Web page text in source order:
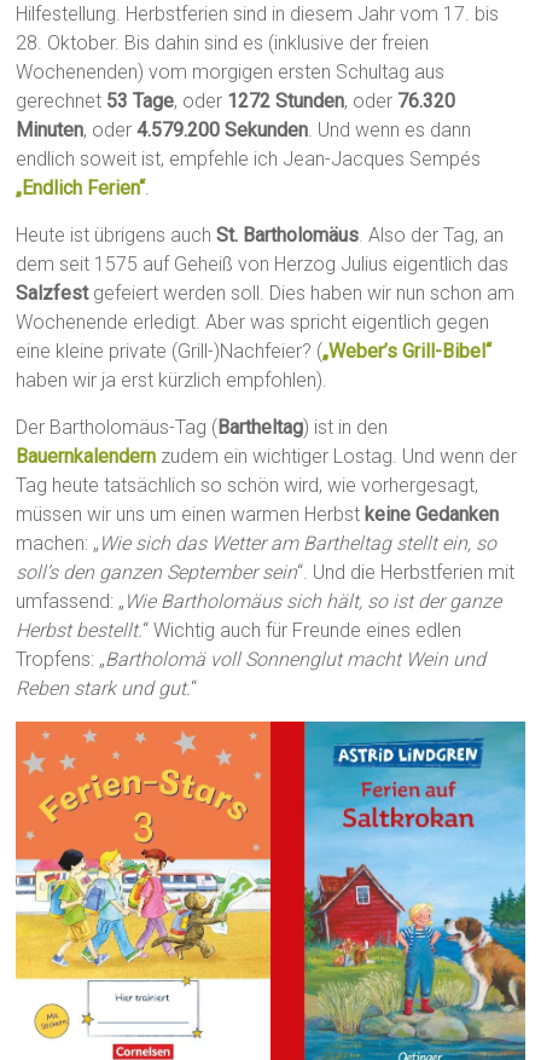
Hilfestellung. Herbstferien sind in diesem Jahr vom 17. bis
28. Oktober. Bis dahin sind es (inklusive der freien
Wochenenden) vom morgigen ersten Schultag aus
gerechnet 53 Tage, oder 1272 Stunden, oder 76.320
Minuten, oder4.579.200 Sekunden . Und wenn es dann
endlich soweit ist, empfehle ich Jean-Jacques Sempés
„Endlich Ferien“.
Heute ist übrigens auchSt. Bartholomäus . Also der Tag, an
dem seit 1575 auf Geheiß von Herzog Julius eigentlich das
Salzfestgefeiert werden soll. Dies haben wir nun schon am
Wochenende erledigt. Aber was spricht eigentlich gegen
eine kleine private (Grill-)Nachfeier? („Weber’s Grill-Bibel“
haben wir ja erst kürzlich empfohlen).
Der Bartholomäus-Tag (Bartheltag) ist in den
Bauernkalendern zudem ein wichtiger Lostag. Und wenn der
Tag heute tatsächlich so schön wird, wie vorhergesagt,
müssen wir uns um einen warmen Herbst keine Gedanken
machen: „ Wie sich das Wetter am Bartheltag stellt ein, so
soll’s den ganzen September sein“. Und die Herbstferien mit
umfassend: „ Wie Bartholomäus sich hält, so ist der ganze
Herbst bestellt.“ Wichtig auch für Freunde eines edlen
Tropfens: „Bartholomä voll Sonnenglut macht Wein und
Reben stark und gut.“